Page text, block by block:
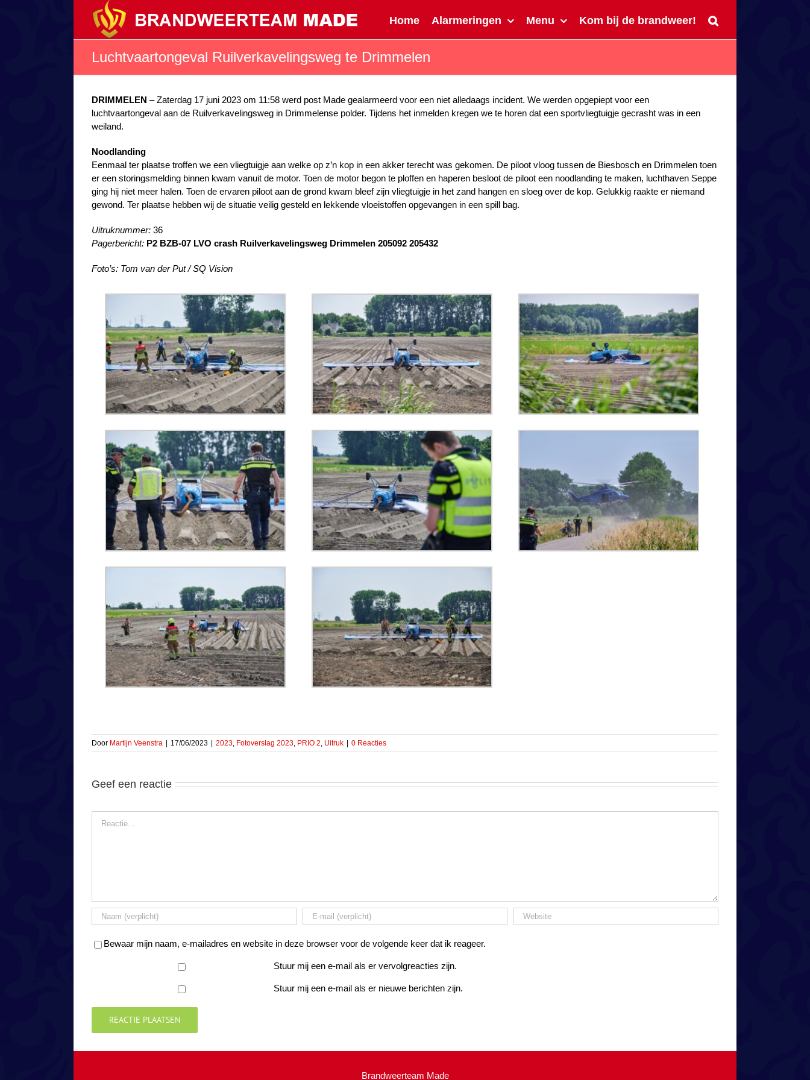
Home Alarmeringen Menu Kom bij de brandweer!
Luchtvaartongeval Ruilverkavelingsweg te Drimmelen
DRIMMELEN – Zaterdag 17 juni 2023 om 11:58 werd post Made gealarmeerd voor een niet alledaags incident. We werden opgepiept voor een
luchtvaartongeval aan de Ruilverkavelingsweg in Drimmelense polder. Tijdens het inmelden kregen we te horen dat een sportvliegtuigje gecrasht was in een
weiland.
Noodlanding
Eenmaal ter plaatse troffen we een vliegtuigje aan welke op z’n kop in een akker terecht was gekomen. De piloot vloog tussen de Biesbosch en Drimmelen toen
er een storingsmelding binnen kwam vanuit de motor. Toen de motor begon te ploffen en haperen besloot de piloot een noodlanding te maken, luchthaven Seppe
ging hij niet meer halen. Toen de ervaren piloot aan de grond kwam bleef zijn vliegtuigje in het zand hangen en sloeg over de kop. Gelukkig raakte er niemand
gewond. Ter plaatse hebben wij de situatie veilig gesteld en lekkende vloeistoffen opgevangen in een spill bag.
Uitruknummer: 36
Pagerbericht: P2 BZB-07 LVO crash Ruilverkavelingsweg Drimmelen 205092 205432
Foto’s: Tom van der Put / SQ Vision
Door Martijn Veenstra 17/06/2023 2023, Fotoverslag 2023, PRIO 2, Uitruk 0 Reacties
Geef een reactie
Bewaar mijn naam, e-mailadres en website in deze browser voor de volgende keer dat ik reageer.
Stuur mij een e-mail als er vervolgreacties zijn.
Stuur mij een e-mail als er nieuwe berichten zijn.
Brandweerteam Made